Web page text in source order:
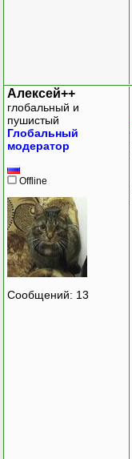
Алексей++
глобальный и
пушистый
Глобальный
модератор
Offline
Сообщений: 13